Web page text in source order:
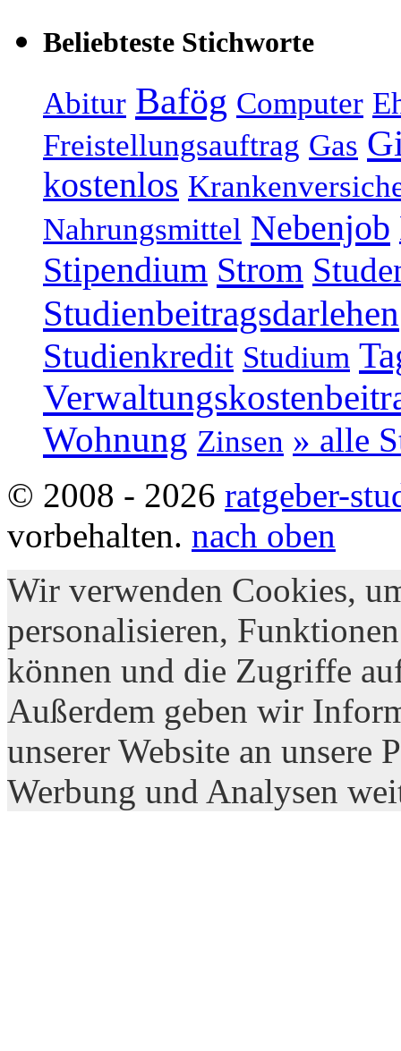
Beliebteste Stichworte
Abitur Bafög Computer
Freistellungsauftrag Gas
kostenlos
Nahrungsmittel Nebenjob
Stipendium Strom
Studienbeitragsdarlehen
Studienkredit Studium
Wohnung Zinsen » alle
© 2008 - 2026 ratgeber-
vorbehalten. nach oben
Wir verwenden Cookies,
personalisieren,
können und die Zugriffe
Außerdem geben wir
unserer Website an unsere
Werbung und Analysen